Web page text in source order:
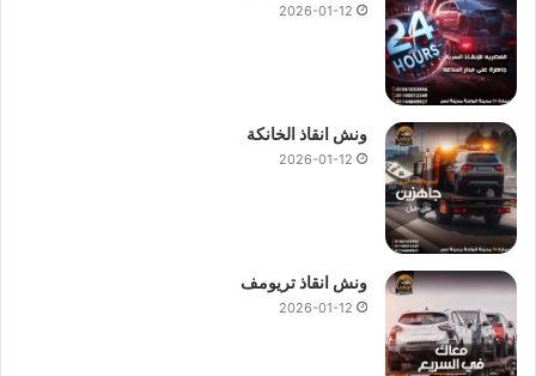
2026-01-12
ونش انقاذ الخانكة
2026-01-12
ونش انقاذ تريومف
2026-01-12